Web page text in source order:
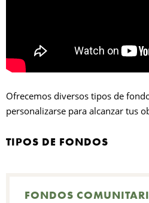
Ofrecemos diversos tipos de
personalizarse para alcanzar tus
TIPOS DE FONDOS
FONDOS